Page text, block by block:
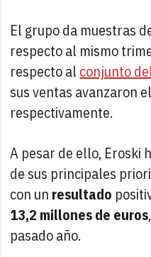
El grupo da muestras
respecto al mismo
respecto al conjunto
sus ventas avanzaron
respectivamente.
A pesar de ello, Eroski
de sus principales
con un resultado
13,2 millones de euros
pasado año.